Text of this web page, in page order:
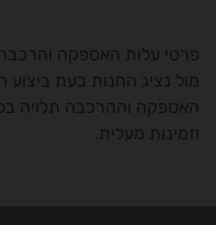
פרטי עלות האספקה והרכבה
מול נציג החנות בעת
האספקה וההרכבה תלויה
וזמינות מעלית.